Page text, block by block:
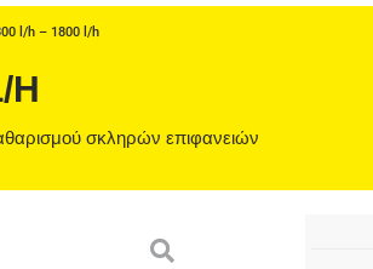
l/h – 1800 l/h
H
σκληρών επιφανειών